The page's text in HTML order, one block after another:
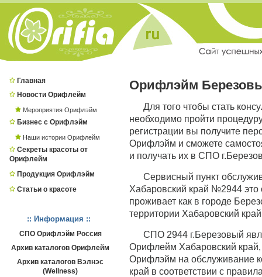
Главная
Новости Орифлейм
Мероприятия Орифлэйм
Бизнес с Орифлэйм
Наши истории Орифлейм
Секреты красоты от
Орифлейм
Продукция Орифлэйм
Статьи о красоте
:: Информация ::
СПО Орифлэйм Россия
Архив каталогов Орифлейм
Архив каталогов Вэлнэс
(Wellness)
Орифлэйм
Для того чтобы стать
необходимо пройти
регистрации вы получите
Орифлэйм и сможете
и получать их в СПО
Сервисный пункт
Хабаровский край №2944 это
проживает как в городе
территории Хабаровский
СПО 2944 г.Березовый
Орифлейм Хабаровский край,
Орифлэйм на обслуживание
край в соответствии с